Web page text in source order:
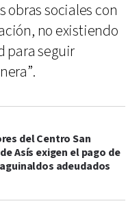
obras sociales con
no existiendo
para seguir
del Centro San
Asís exigen el pago de
adeudados